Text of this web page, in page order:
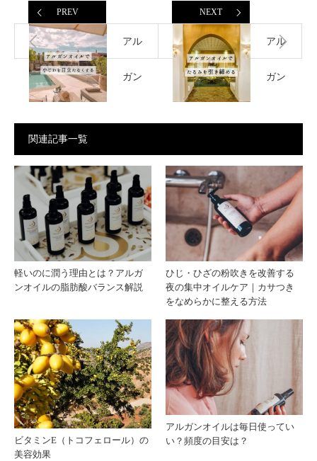
PREV
アル
ガン
小ジ
ワを
目立
たな
くす
る
NEXT
アル
ガン
たる
みを
引き
締め
関連記事一覧
軽いのに潤う理由とは？アルガ
ンオイルの脂肪酸バランス解説
ひじ・ひざの粉吹きを改善する
夜の集中オイルケア｜カサつき
をなめらかに整える方法
ビタミンE（トコフェロール）の
美容効果
アルガンオイルは毎日使ってい
い？頻度の目安は？